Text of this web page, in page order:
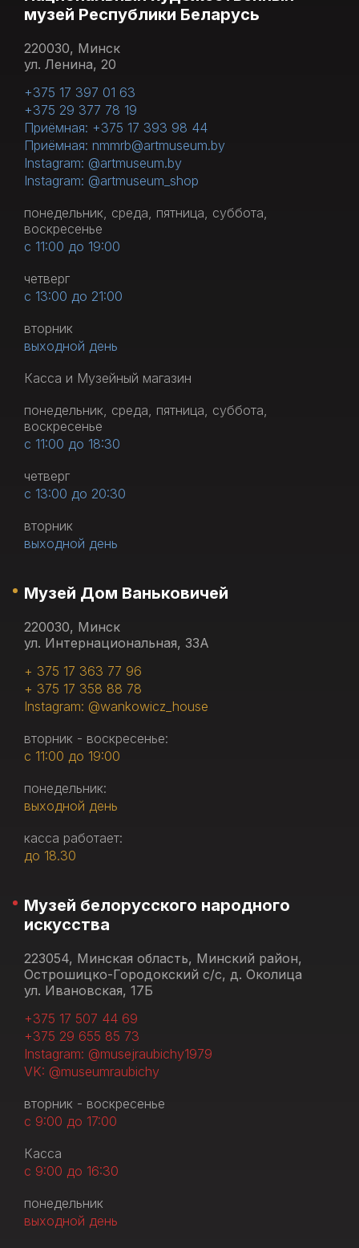
музей Республики Беларусь
220030, Минск
ул. Ленина, 20
+375 17 397 01 63
+375 29 377 78 19
Приёмная: +375 17 393 98 44
Приёмная: nmmrb@artmuseum.by
Instagram: @artmuseum.by
Instagram: @artmuseum_shop
понедельник, среда, пятница, суббота,
воскресенье
с 11:00 до 19:00
четверг
с 13:00 до 21:00
вторник
выходной день
Касса и Музейный магазин
понедельник, среда, пятница, суббота,
воскресенье
с 11:00 до 18:30
четверг
с 13:00 до 20:30
вторник
выходной день
Музей Дом Ваньковичей
220030, Минск
ул. Интернациональная, 33А
+ 375 17 363 77 96
+ 375 17 358 88 78
Instagram: @wankowicz_house
вторник - воскресенье:
с 11:00 до 19:00
понедельник:
выходной день
касса работает:
до 18.30
Музей белорусского народного
искусства
223054, Минская область, Минский район,
Острошицко-Городокский с/с, д. Околица
ул. Ивановская, 17Б
+375 17 507 44 69
+375 29 655 85 73
Instagram: @musejraubichy1979
VK: @museumraubichy
вторник - воскресенье
с 9:00 до 17:00
Касса
с 9:00 до 16:30
понедельник
выходной день